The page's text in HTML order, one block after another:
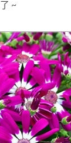
了 ~